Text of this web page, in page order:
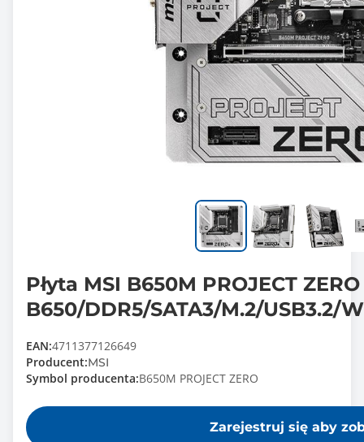
Płyta MSI B650M PROJECT
B650/DDR5/SATA3/M.2/USB3.2/
EAN:4711377126649
Producent:MSI
Symbol producenta:B650M PROJECT ZERO
Zarejestruj się aby